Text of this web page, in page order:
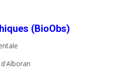
(BioObs)